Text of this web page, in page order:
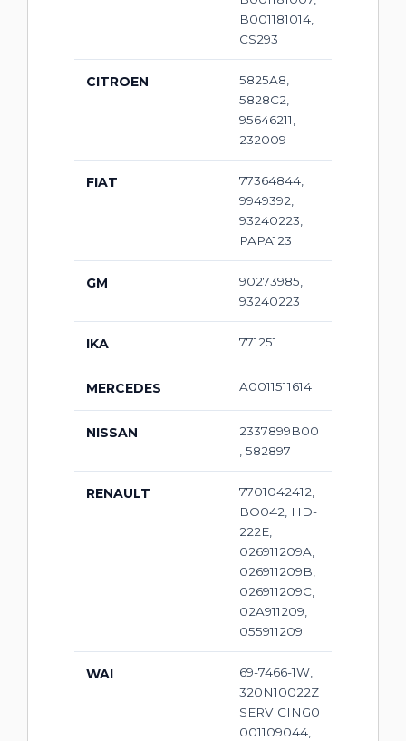
B001181014,
CS293
CITROEN
5825A8,
5828C2,
95646211,
232009
FIAT
77364844,
9949392,
93240223,
PAPA123
GM
90273985,
93240223
IKA 771251
MERCEDES A0011511614
NISSAN
2337899B00
, 582897
RENAULT
7701042412,
BO042, HD-
222E,
026911209A,
026911209B,
026911209C,
02A911209,
055911209
WAI
69-7466-1W,
320N10022Z
SERVICING0
001109044,